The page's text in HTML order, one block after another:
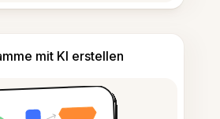
mit KI erstellen